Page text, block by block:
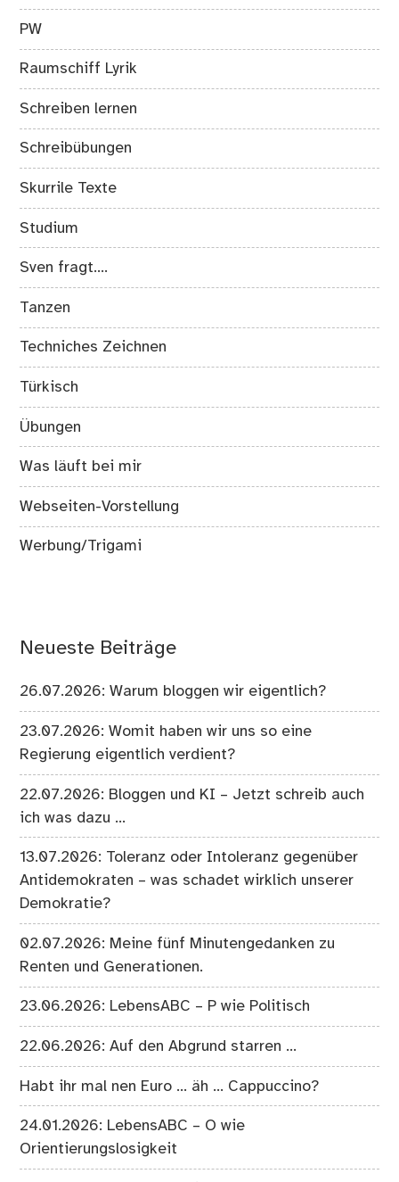
PW
Raumschiff Lyrik
Schreiben lernen
Schreibübungen
Skurrile Texte
Studium
Sven fragt….
Tanzen
Techniches Zeichnen
Türkisch
Übungen
Was läuft bei mir
Webseiten-Vorstellung
Werbung/Trigami
Neueste Beiträge
26.07.2026: Warum bloggen wir eigentlich?
23.07.2026: Womit haben wir uns so eine
Regierung eigentlich verdient?
22.07.2026: Bloggen und KI – Jetzt schreib auch
ich was dazu …
13.07.2026: Toleranz oder Intoleranz gegenüber
Antidemokraten – was schadet wirklich unserer
Demokratie?
02.07.2026: Meine fünf Minutengedanken zu
Renten und Generationen.
23.06.2026: LebensABC – P wie Politisch
22.06.2026: Auf den Abgrund starren …
Habt ihr mal nen Euro … äh … Cappuccino?
24.01.2026: LebensABC – O wie
Orientierungslosigkeit